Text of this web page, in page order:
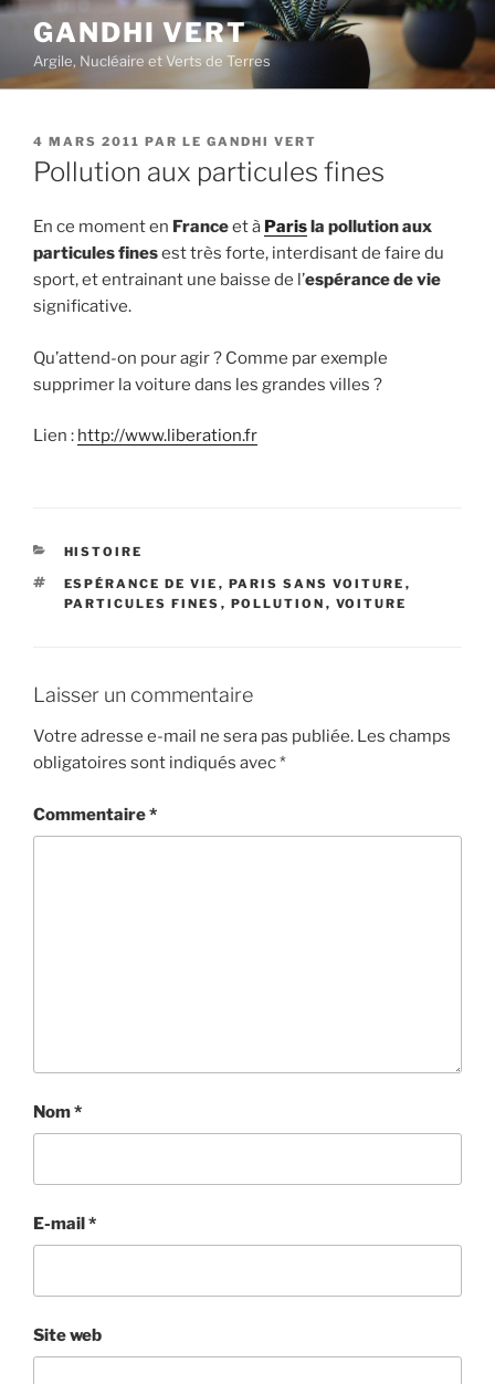
Aller
contenu
principal
GANDHI VERT
Argile, Nucléaire et Verts de Terres
PUBLIÉ
LE
4 MARS 2011 PAR LE GANDHI VERT
Pollution aux particules fines
En ce moment en Franceet à Parisla pollution aux
particules finesest très forte, interdisant de faire du
sport, et entrainant une baisse de l’espérance de vie
significative.
Qu’attend-on pour agir ? Comme par exemple
supprimer la voiture dans les grandes villes ?
Lien : http://www.liberation.fr
CATÉGORIES
HISTOIRE
ÉTIQUETTES
ESPÉRANCE DE VIE , PARIS SANS VOITURE ,
PARTICULES FINES , POLLUTION , VOITURE
Laisser un commentaire
Votre adresse e-mail ne sera pas publiée. Les champs
obligatoires sont indiqués avec*
Commentaire*
Nom*
E-mail*
Site web